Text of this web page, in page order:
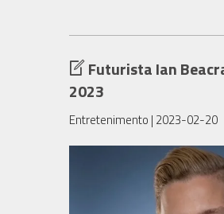
Futurista Ian
2023
Entretenimento | 2023-02-20